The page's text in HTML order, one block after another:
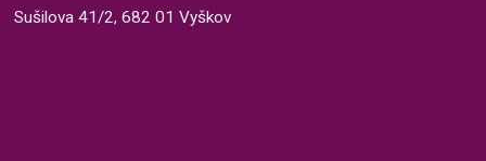
Sušilova 41/2, 682 01 Vyškov